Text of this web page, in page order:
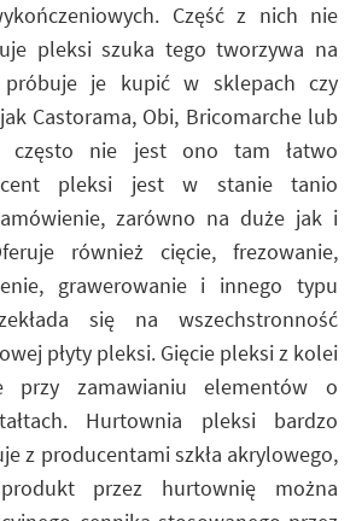
Część z nich nie
pleksi szuka tego tworzywa na
je kupić w sklepach czy
Castorama, Obi, Bricomarche lub
często nie jest ono tam łatwo
pleksi jest w stanie tanio
zarówno na duże jak i
również cięcie, frezowanie,
grawerowanie i innego typu
się na wszechstronność
płyty pleksi. Gięcie pleksi z kolei
przy zamawianiu elementów o
Hurtownia pleksi bardzo
z producentami szkła akrylowego,
przez hurtownię można